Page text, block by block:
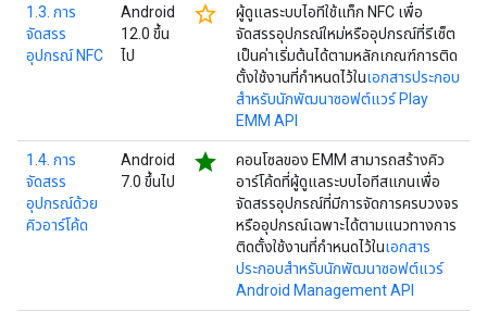
1.3. การ
จัดสรร
อุปกรณ์ NFC
Android
12.0 ขึ้น
ไป
star_border
ผู้ดูแลระบบไอทีใช้แท็ก NFC เพื่อ
จัดสรรอุปกรณ์ใหม่หรืออุปกรณ์ที่รีเซ็ต
เป็นค่าเริ่มต้นได้ตามหลักเกณฑ์การติด
ตั้งใช้งานที่กำหนดไว้ในเอกสารประกอบ
สำหรับนักพัฒนาซอฟต์แวร์ Play
EMM API
1.4. การ
จัดสรร
อุปกรณ์ด้วย
คิวอาร์โค้ด
Android
7.0 ขึ้นไป
star
คอนโซลของ EMM สามารถสร้างคิว
อาร์โค้ดที่ผู้ดูแลระบบไอทีสแกนเพื่อ
จัดสรรอุปกรณ์ที่มีการจัดการครบวงจร
หรืออุปกรณ์เฉพาะได้ตามแนวทางการ
ติดตั้งใช้งานที่กำหนดไว้ในเอกสาร
ประกอบสำหรับนักพัฒนาซอฟต์แวร์
Android Management API